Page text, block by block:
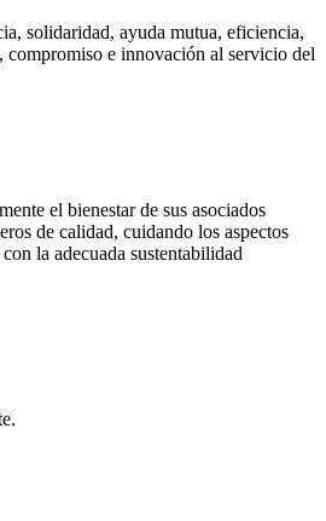
solidaridad, ayuda mutua, eficiencia,
compromiso e innovación al servicio del
el bienestar de sus asociados
de calidad, cuidando los aspectos
la adecuada sustentabilidad